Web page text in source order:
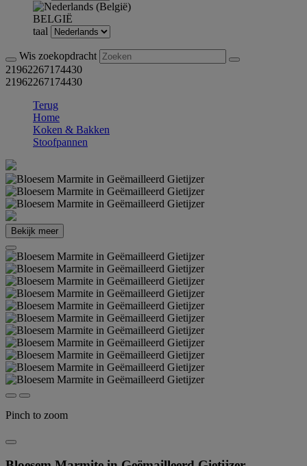
BELGIË
taal
Wis zoekopdracht
21962267174430
21962267174430
Terug
Home
Koken & Bakken
Stoofpannen
Bekijk meer
Pinch to zoom